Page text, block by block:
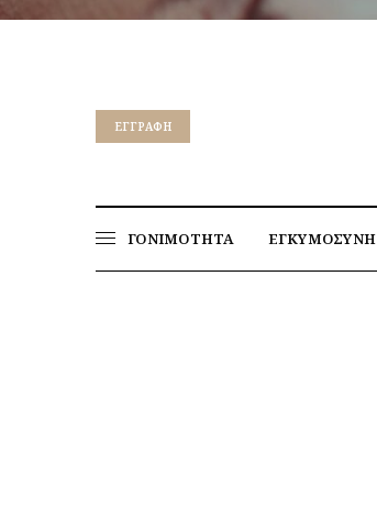
EΓΓΡΑΦΉ
ΓΟΝΙΜΟΤΗΤΑ ΕΓΚΥΜΟΣΥΝΗ